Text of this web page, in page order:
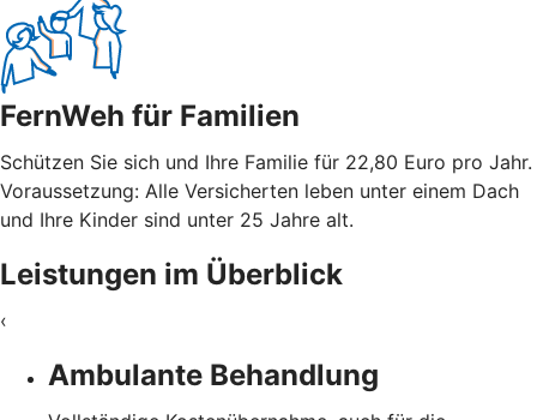
FernWeh für Familien
Schützen Sie sich und Ihre Familie für 22,80 Euro pro Jahr.
Voraussetzung: Alle Versicherten leben unter einem Dach
und Ihre Kinder sind unter 25 Jahre alt.
Leistungen im Überblick
‹
Ambulante Behandlung